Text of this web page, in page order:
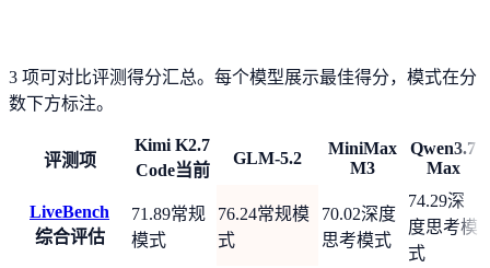
3 项可对比评测得分汇总。每个模型展示最佳得分，模式在分
数下方标注。
评测项
Kimi K2.7
Code当前
GLM-5.2
MiniMax
M3
Qwen3.7
Max
LiveBench
综合评估
71.89常规
模式
76.24常规模
式
70.02深度
思考模式
74.29深
度思考模
式